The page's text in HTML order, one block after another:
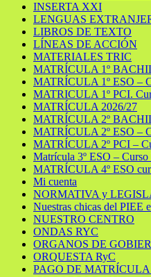
INSERTA XXI
LENGUAS
LIBROS DE TEXTO
LÍNEAS DE ACCIÓN
MATERIALES TRIC
MATRÍCULA 1º
MATRÍCULA 1º ESO –
MATRICULA 1º PCI.
MATRÍCULA 2026/27
MATRÍCULA 2º
MATRÍCULA 2º ESO –
MATRÍCULA 2º PCI –
Matrícula 3º ESO – Curso
MATRÍCULA 4º ESO
Mi cuenta
NORMATIVA y
Nuestras chicas del PIEE
NUESTRO CENTRO
ONDAS RYC
ORGANOS DE
ORQUESTA RyC
PAGO DE